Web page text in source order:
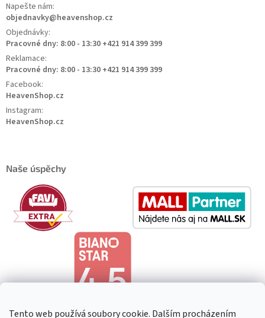
Tento web používá soubory cookie. Dalším procházením
Napešte nám:
objednavky@heavenshop.cz
Objednávky:
Pracovné dny: 8:00 - 13:30 +421 914 399 399
Reklamace:
Pracovné dny: 8:00 - 13:30 +421 914 399 399
Facebook:
HeavenShop.cz
Instagram:
HeavenShop.cz
Naše úspěchy